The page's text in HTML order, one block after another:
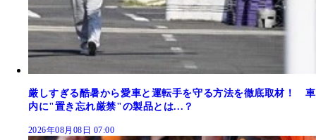
厳しすぎる酷暑から愛車と運転手を守る方法を徹底取材！ 車
内に"置き忘れ厳禁"の製品とは...？
2026年08月08日 07:00